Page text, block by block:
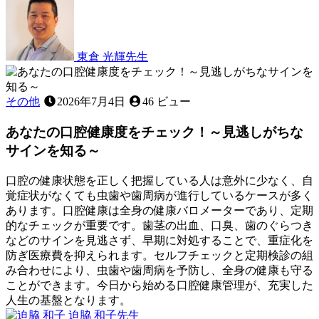
東倉 光輝先生
歯
並
び
食
事
の
関
係
〜
見
た
目
以
上
に
大
その他 2026年7月4日 46 ビュー
あなたの口腔健康度をチェック！～見逃しがちな
サインを知る～
口腔の健康状態を正しく把握している人は意外に少なく、自
覚症状がなくても虫歯や歯周病が進行しているケースが多く
あります。口腔健康は全身の健康バロメーターであり、定期
的なチェックが重要です。歯茎の出血、口臭、歯のぐらつき
などのサインを見逃さず、早期に対処することで、重症化を
防ぎ医療費を抑えられます。セルフチェックと定期検診の組
み合わせにより、虫歯や歯周病を予防し、全身の健康も守る
ことができます。今日から始める口腔健康管理が、充実した
人生の基盤となります。
迫脇 和子先生